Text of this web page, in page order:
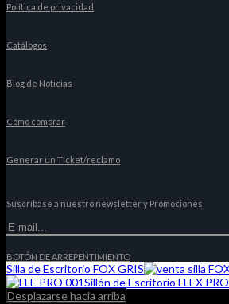
Política de privacidad
Catálogos
Blog de Noticias
Cómo comprar
Generar un Ticket/reclamo
Suscríbase a nuestro newsletter y Promociones
BOTÓN DE ARREPENTIMIENTO
Silla de Escritorio FOX GRIS
Sillón de Escritorio FLEX PRO
Desplazarse hacia arriba